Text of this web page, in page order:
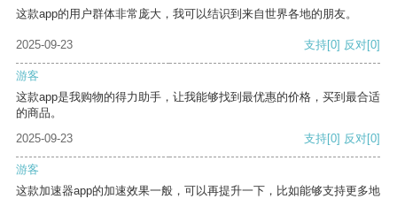
这款app的用户群体非常庞大，我可以结识到来自世界各地的朋友。
2025-09-23 支持[0] 反对[0]
游客
这款app是我购物的得力助手，让我能够找到最优惠的价格，买到最合适
的商品。
2025-09-23
支持[0] 反对[0]
游客
这款加速器app的加速效果一般，可以再提升一下，比如能够支持更多地